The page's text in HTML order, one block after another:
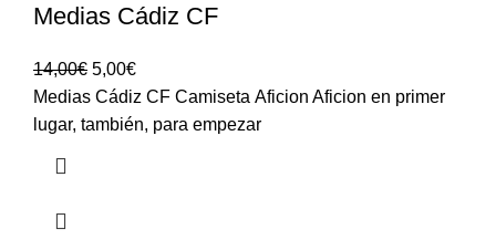
Medias Cádiz CF
14,00€ 5,00€
Medias Cádiz CF Camiseta Aficion Aficion en primer
lugar, también, para empezar